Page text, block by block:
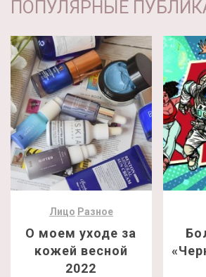
ПОПУЛЯРНЫЕ
Лицо Разное
О моем уходе за
кожей весной
2022